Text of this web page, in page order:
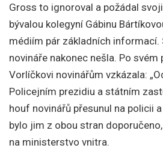
Gross to ignoroval a požádal
bývalou kolegyní Gábinu
médiím pár základních informací.
novináře nakonec nešla. Po svém
Vorlíčkovi novinářům vzkázala:
Policejním prezidiu a státním
houf novinářů přesunul na policii
bylo jim z obou stran
na ministerstvo vnitra.